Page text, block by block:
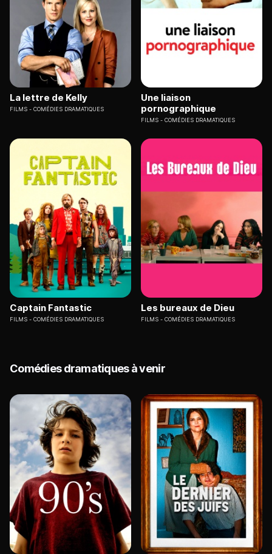
La lettre de Kelly
FILMS COMÉDIES DRAMATIQUES
Une liaison
pornographique
FILMS COMÉDIES DRAMATIQUES
Captain Fantastic
FILMS COMÉDIES DRAMATIQUES
Les bureaux de Dieu
FILMS COMÉDIES DRAMATIQUES
Comédies dramatiques à venir